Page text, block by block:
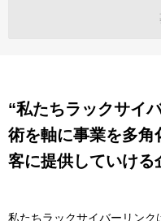
“私たちラックサイ
術を軸に事業を多角
客に提供していける
私たちラックサイバーリン